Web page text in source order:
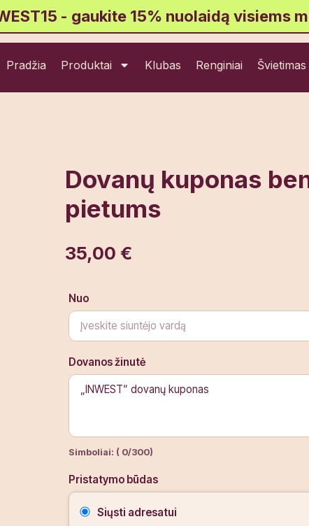
- gaukite 15% nuolaidą visiems
Pradžia Produktai Klubas Renginiai Švietimas
Dovanų kuponas
pietums
35,00 €
Nuo
Dovanos žinutė
Simboliai: ( 0/300)
Pristatymo būdas
Siųsti adresatui